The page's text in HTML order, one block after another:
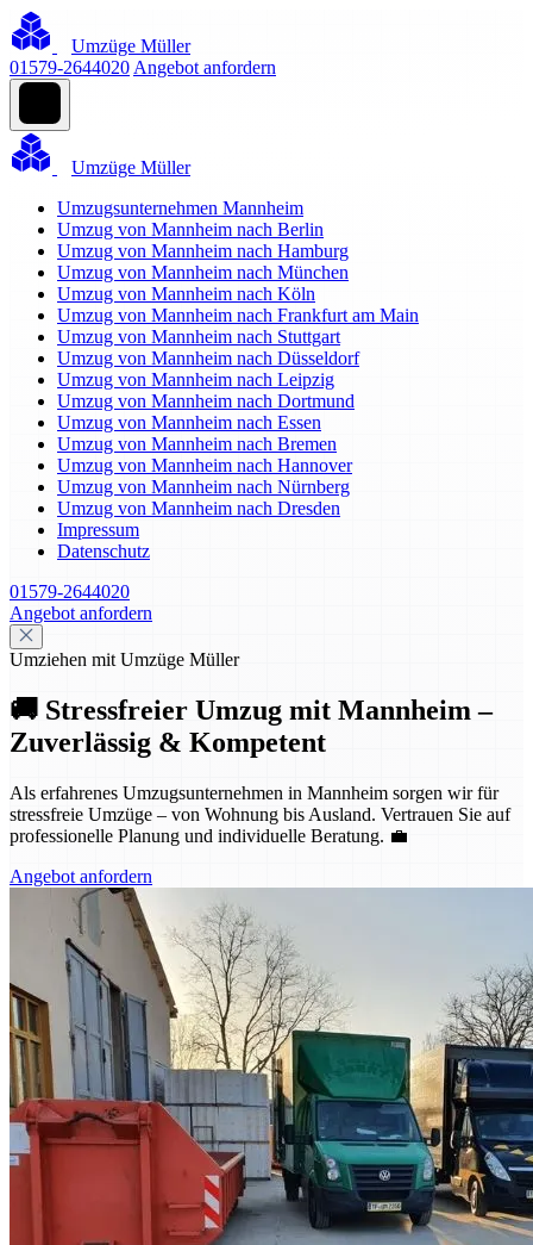
Umzüge Müller
01579-2644020 Angebot anfordern
Umzüge Müller
Umzugsunternehmen Mannheim
Umzug von Mannheim nach Berlin
Umzug von Mannheim nach Hamburg
Umzug von Mannheim nach München
Umzug von Mannheim nach Köln
Umzug von Mannheim nach Frankfurt am Main
Umzug von Mannheim nach Stuttgart
Umzug von Mannheim nach Düsseldorf
Umzug von Mannheim nach Leipzig
Umzug von Mannheim nach Dortmund
Umzug von Mannheim nach Essen
Umzug von Mannheim nach Bremen
Umzug von Mannheim nach Hannover
Umzug von Mannheim nach Nürnberg
Umzug von Mannheim nach Dresden
Impressum
Datenschutz
01579-2644020
Angebot anfordern
Umziehen mit Umzüge Müller
🚚 Stressfreier Umzug mit Mannheim –
Zuverlässig & Kompetent
Als erfahrenes Umzugsunternehmen in Mannheim sorgen wir für
stressfreie Umzüge – von Wohnung bis Ausland. Vertrauen Sie auf
professionelle Planung und individuelle Beratung. 💼
Angebot anfordern